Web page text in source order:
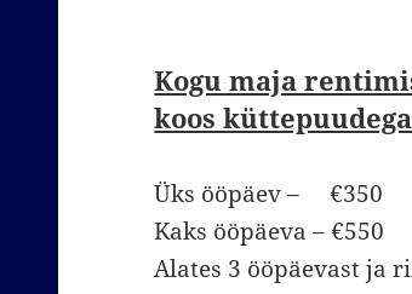
Kogu maja
koos
Üks ööpäev – €350
Kaks ööpäeva – €550
Alates 3 ööpäevast ja